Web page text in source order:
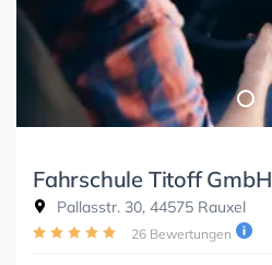
Fahrschule Titoff GmbH
Pallasstr. 30, 44575 Rauxel
26 Bewertungen